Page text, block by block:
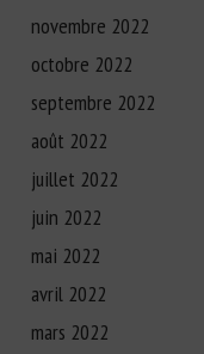
novembre 2022
octobre 2022
septembre 2022
août 2022
juillet 2022
juin 2022
mai 2022
avril 2022
mars 2022